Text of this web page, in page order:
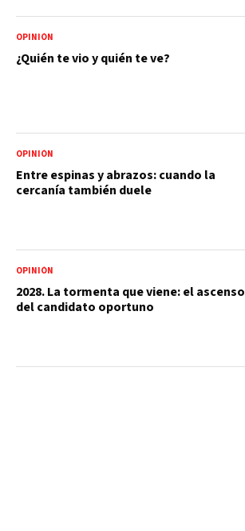
OPINIÓN
¿Quién te vio y quién te ve?
OPINIÓN
Entre espinas y abrazos: cuando la
cercanía también duele
OPINIÓN
2028. La tormenta que viene: el ascenso
del candidato oportuno